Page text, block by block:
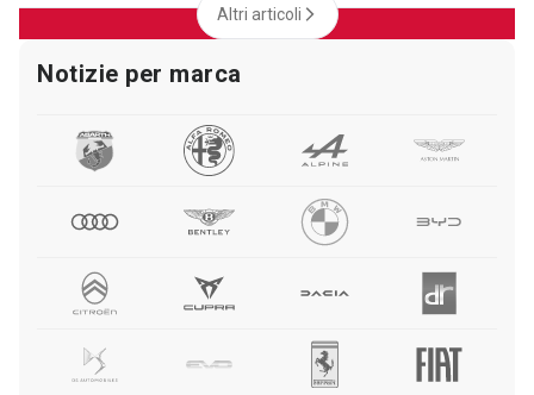
Altri articoli
Notizie per marca